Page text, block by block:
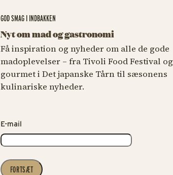
GOD SMAG I INDBAKKEN
Nyt om mad og gastronomi
Få inspiration og nyheder om alle de gode
madoplevelser – fra Tivoli Food Festival og
gourmet i Det japanske Tårn til sæsonens
kulinariske nyheder.
E-mail
FORTSÆT